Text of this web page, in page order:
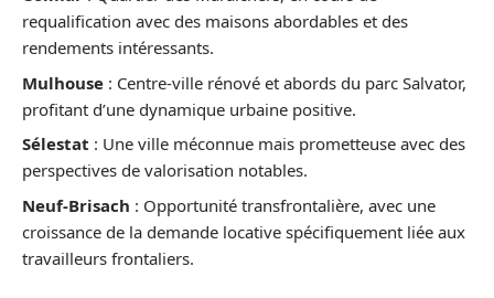
requalification avec des maisons abordables et des
rendements intéressants.
Mulhouse : Centre-ville rénové et abords du parc Salvator,
profitant d’une dynamique urbaine positive.
Sélestat : Une ville méconnue mais prometteuse avec des
perspectives de valorisation notables.
Neuf-Brisach : Opportunité transfrontalière, avec une
croissance de la demande locative spécifiquement liée aux
travailleurs frontaliers.